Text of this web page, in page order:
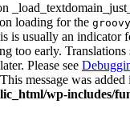
loading for the
is usually an indicator
too early. Translations
Please see
message was
wp-includes/